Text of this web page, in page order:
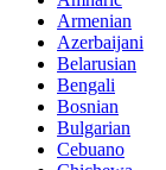
Armenian
Azerbaijani
Belarusian
Bengali
Bosnian
Bulgarian
Cebuano